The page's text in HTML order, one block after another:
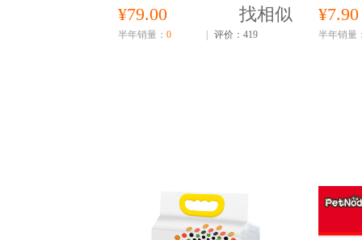
多(发货迅速)
¥79.00 找相似
半年销量： 0 评价：419
¥7.90
半年销量